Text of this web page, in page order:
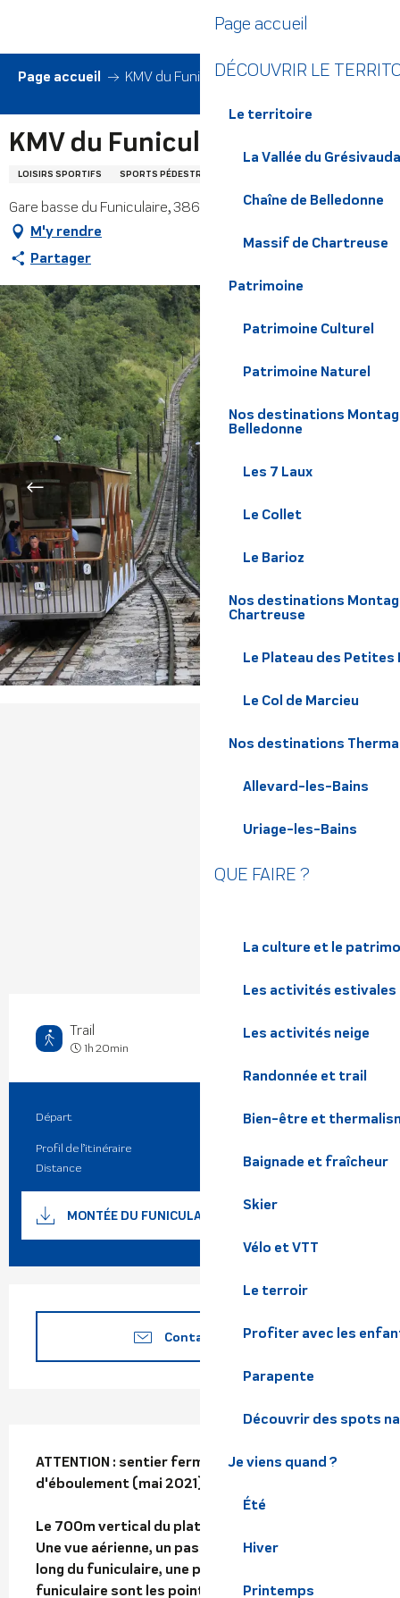
contenu
principal
Page accueil
DÉCOUVRIR LE
Le territoire
La Vallée du
Chaîne de Belledonne
Massif de Chartreuse
Patrimoine
Patrimoine Culturel
Patrimoine Naturel
Nos destinations
Belledonne
Les 7 Laux
Le Collet
Le Barioz
Nos destinations
Chartreuse
Le Plateau des Petites
Le Col de Marcieu
Nos destinations
Allevard-les-Bains
Uriage-les-Bains
QUE FAIRE ?
La culture et le
Les activités estivales
Les activités neige
Randonnée et trail
Bien-être et
Baignade et fraîcheur
Skier
Vélo et VTT
Le terroir
Profiter avec les
Parapente
Découvrir des spots
Je viens quand ?
Été
Hiver
Printemps
Page accueil KMV du Funiculaire
KMV du Funiculaire
LOISIRS SPORTIFS SPORTS PÉDESTRES
Gare basse du Funiculaire, 38660 Lumbin
M'y rendre
Partager
Trail
1h 20min
Informations pratiques
Départ Lumbin
Profil de l’itinéraire
Distance 2.6 km
Documentation
MONTÉE DU FUNICULAIRE - TRACE GPX
Ouverture et coordonnées
Contactez-nous
Description
ATTENTION : sentier fermé pour cause
d'éboulement (mai 2021)
Le 700m vertical du plateau des Petites Roches.
Une vue aérienne, un passage sur les marches le
long du funiculaire, une petite arche sous le
funiculaire sont les points clé de ce parcours.